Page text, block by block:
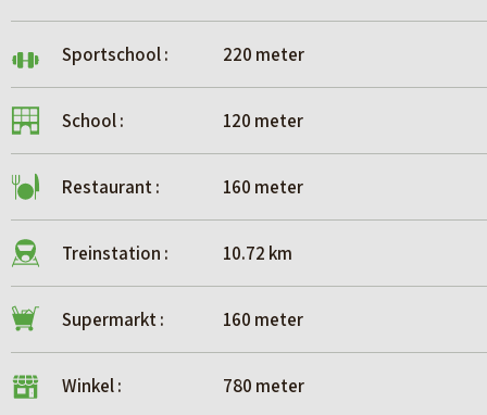
eventuele zichtbare of niet-zichtbare gebreken.
VERKOOPPROCES
Wilt u deelnemen aan het verkoopproces?
Het bezichtigen van het gebouw is uitsluitend op
SLUITINGSDATUM INSCHRIJVING
Sportschool : 220 meter
School : 120 meter
Restaurant : 160 meter
Treinstation : 10.72 km
Supermarkt : 160 meter
Winkel : 780 meter